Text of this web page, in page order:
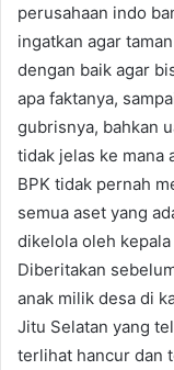
perusahaan indo
ingatkan agar
dengan baik agar
apa faktanya,
gubrisnya, bahkan
tidak jelas ke mana
BPK tidak pernah
semua aset yang
dikelola oleh
Diberitakan
anak milik desa di
Jitu Selatan yang
terlihat hancur dan